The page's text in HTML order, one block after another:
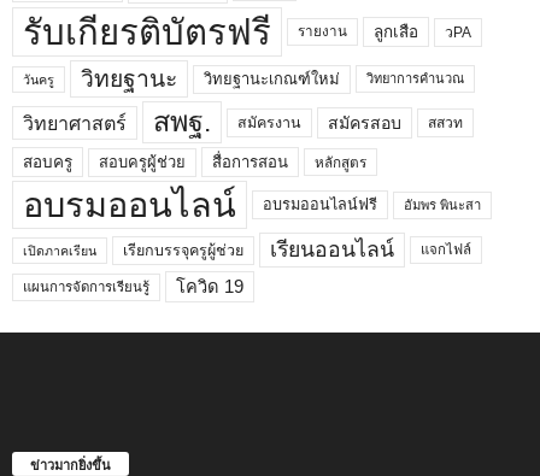
รับเกียรติบัตรฟรี รายงาน ลูกเสือ วPA
วันครู วิทยฐานะ วิทยฐานะเกณฑ์ใหม่ วิทยาการคำนวณ
วิทยาศาสตร์ สพฐ. สมัครงาน สมัครสอบ สสวท
สอบครู สอบครูผู้ช่วย สื่อการสอน หลักสูตร
อบรมออนไลน์ อบรมออนไลน์ฟรี อัมพร พินะสา
เปิดภาคเรียน เรียกบรรจุครูผู้ช่วย เรียนออนไลน์ แจกไฟล์
แผนการจัดการเรียนรู้ โควิด 19
ข่าวมากยิ่งขึ้น